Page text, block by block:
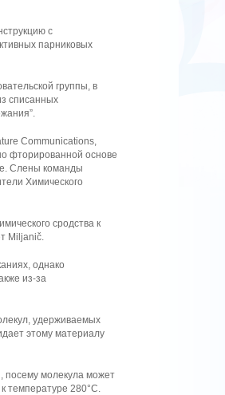
с
парниковых
группы, в
списанных
Communications,
фторированной основе
Слены команды
Химического
сродства к
Miljanič.
однако
из-за
удерживаемых
этому материалу
посему молекула может
температуре 280°C.